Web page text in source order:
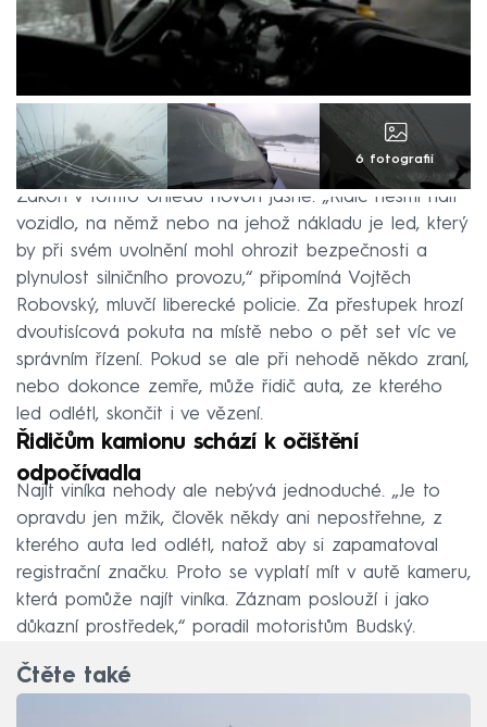
6 fotografií
Zákon v tomto ohledu hovoří jasně. „Řidič nesmí řídit
vozidlo, na němž nebo na jehož nákladu je led, který
by při svém uvolnění mohl ohrozit bezpečnosti a
plynulost silničního provozu,“ připomíná Vojtěch
Robovský, mluvčí liberecké policie. Za přestupek hrozí
dvoutisícová pokuta na místě nebo o pět set víc ve
správním řízení. Pokud se ale při nehodě někdo zraní,
nebo dokonce zemře, může řidič auta, ze kterého
led odlétl, skončit i ve vězení.
Řidičům kamionu schází k očištění
odpočívadla
Najít viníka nehody ale nebývá jednoduché. „Je to
opravdu jen mžik, člověk někdy ani nepostřehne, z
kterého auta led odlétl, natož aby si zapamatoval
registrační značku. Proto se vyplatí mít v autě kameru,
která pomůže najít viníka. Záznam poslouží i jako
důkazní prostředek,“ poradil motoristům Budský.
Čtěte také